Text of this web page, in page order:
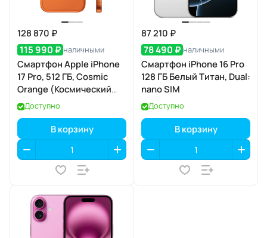
128 870 ₽
115 990 ₽ наличными
Смартфон Apple iPhone
17 Pro, 512 ГБ, Cosmic
Orange (Космический
оранжевый) SIM+eSIM
Доступно
В корзину
87 210 ₽
78 490 ₽ наличными
Смартфон iPhone 16 Pro
128 ГБ Белый Титан, Dual:
nano SIM
Доступно
В корзину